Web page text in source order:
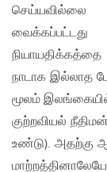
வைக்கப்பட்டது
நாடாக இல்லாத
மூலம்
குற்றவியல்
உண்டு). அதற்கு